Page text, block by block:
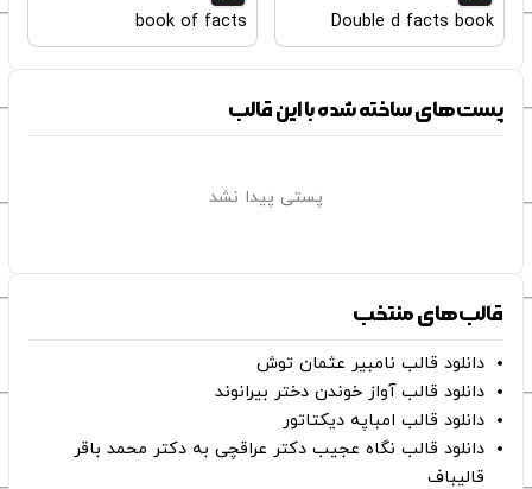
Double d facts book
book of facts
پست‌های ساخته شده با این قالب
پستی پیدا نشد
قالب‌های منتخب
دانلود قالب نامبیر عثمان ‌توش
دانلود قالب آواز خوندن دختر بیرانوند
دانلود قالب امباپه دیکتاتور
دانلود قالب نگاه عجیب دکتر عراقچی به دکتر محمد باقر
قالیباف